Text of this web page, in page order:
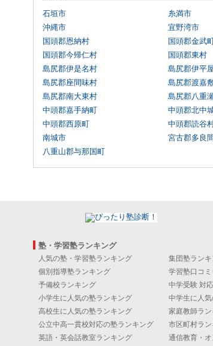
石垣市 糸満市
沖縄市
宜野湾市
国頭郡恩納村
国頭郡金武
国頭郡今帰仁村
国頭郡東村
島尻郡伊是名村
島尻郡伊平
島尻郡座間味村
島尻郡渡嘉
島尻郡南大東村
島尻郡八重
中頭郡嘉手納町
中頭郡北中
中頭郡西原町
中頭郡読谷
南城市
宮古郡多良
八重山郡与那国町
塾・学習塾ランキング
人気の塾・学習塾ランキング
集団塾ラン
個別指導塾ランキング
学習塾口コ
予備校ランキング
中学受験 対
小学生に人気の塾ランキング
中学生に人
高校生に人気の塾ランキング
家庭教師ラ
公立中高一貫校対応の塾ランキング
市区町村ラ
英語・英会話教室ランキング
通信教育・